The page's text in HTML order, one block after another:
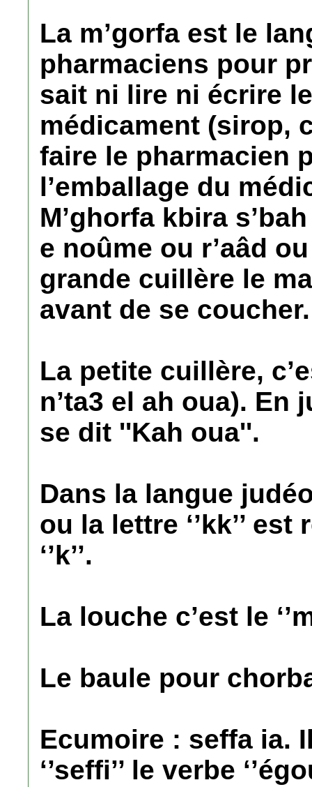
La m’gorfa est le
pharmaciens pour
sait ni lire ni écrire
médicament (sirop,
faire le pharmacien
l’emballage du
M’ghorfa kbira
e noûme ou r’aâd
grande cuillère le
avant de se coucher.
La petite cuillère,
n’ta3 el ah oua). En
se dit ''Kah oua''.
Dans la langue judéo
ou la lettre ‘’kk’’
‘’k’’.
La louche c’est le
Le baule pour chorba
Ecumoire : seffa ia.
‘’seffi’’ le verbe